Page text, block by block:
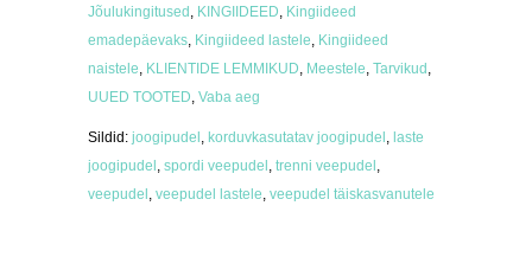
Jõulukingitused , KINGIIDEED, Kingiideed
emadepäevaks, Kingiideed lastele, Kingiideed
naistele, KLIENTIDE LEMMIKUD, Meestele, Tarvikud ,
UUED TOOTED, Vaba aeg
Sildid: joogipudel , korduvkasutatav joogipudel , laste
joogipudel , spordi veepudel , trenni veepudel ,
veepudel , veepudel lastele, veepudel täiskasvanutele